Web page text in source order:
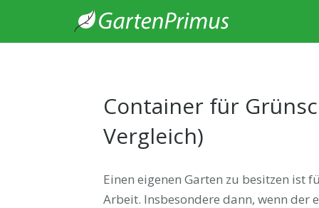
Container für
Vergleich)
Einen eigenen Garten zu besitzen ist
Arbeit. Insbesondere dann, wenn der